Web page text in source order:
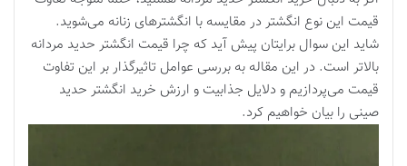
قیمت این نوع انگشتر در مقایسه با انگشترهای زنانه می‌شوید.
شاید این سوال برایتان پیش آید که چرا قیمت انگشتر حدید مردانه
بالاتر است. در این مقاله به بررسی عوامل تاثیرگذار بر این تفاوت
قیمت می‌پردازیم و دلایل جذابیت و ارزش خرید انگشتر حدید
صینی را بیان خواهیم کرد.